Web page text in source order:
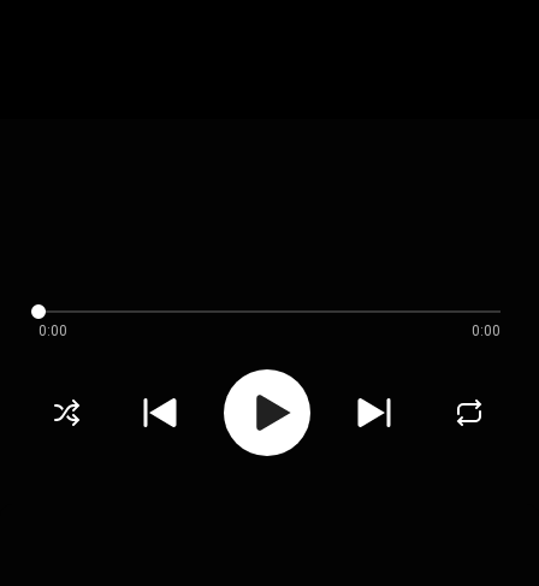
0:00 0:00